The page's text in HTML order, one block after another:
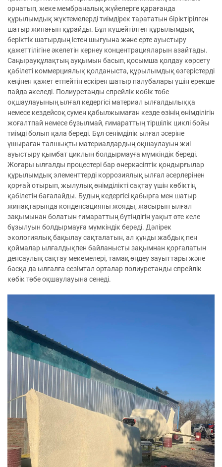
орнатып, жеке мембраналық жүйелерге қарағанда
құрылымдық жүктемелерді тиімдірек тарататын біріктірілген
шатыр жинағын құрайды. Бұл күшейтілген құрылымдық
беріктік шатырдың істен шығуына және ерте ауыстыру
қажеттілігіне әкелетін кернеу концентрацияларын азайтады.
Саңырауқұлақтың ауқымын басып, қосымша қолдау көрсету
қабілеті коммерциялық қолданыста, құрылымдық өзгерістерді
кеңінен қажет етпейтін ескірен шатыр палубалары үшін ерекше
пайда әкеледі. Полиуретанды спрейлік көбік төбе
оқшаулауының ылғал кедергісі материал ылғалдылыққа
немесе кездейсоқ сумен қабылжымаған кезде өзінің өнімділігін
жоғалтпай немесе бұзылмай, ғимараттың тіршілік циклі бойы
тиімді болып қала береді. Бұл сенімділік ылғал әсеріне
ұшыраған талшықты материалдардың оқшаулауын жиі
ауыстыру қымбат циклын болдырмауға мүмкіндік береді.
Жоғары ылғалды процестері бар өнеркәсіптік қондырғылар
құрылымдық элементтерді коррозиялық ылғал әсерлерінен
қорғай отырып, жылулық өнімділікті сақтау үшін көбіктің
қабілетін бағалайды. Будың кедергісі қабырға мен шатыр
жинақтарында конденсацияны жояды, жасырын ылғал
зақымынан болатын ғимараттың бүтіндігін уақыт өте келе
бұзылуын болдырмауға мүмкіндік береді. Дәлірек
экологиялық бақылау сақталатын, ал құнды жабдық пен
қоймалар ылғалдықпен байланысты зақымнан қорғалатын
денсаулық сақтау мекемелері, тамақ өңдеу зауыттары және
басқа да ылғалға сезімтал орталар полиуретанды спрейлік
көбік төбе оқшаулауына сенеді.